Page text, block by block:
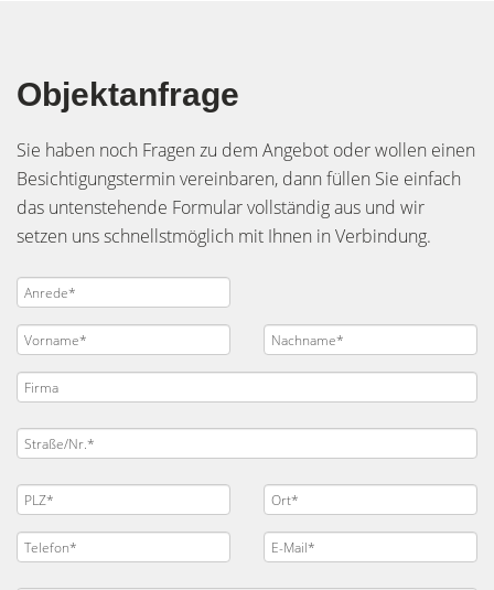
Objektanfrage
Sie haben noch Fragen zu dem Angebot oder wollen einen
Besichtigungstermin vereinbaren, dann füllen Sie einfach
das untenstehende Formular vollständig aus und wir
setzen uns schnellstmöglich mit Ihnen in Verbindung.